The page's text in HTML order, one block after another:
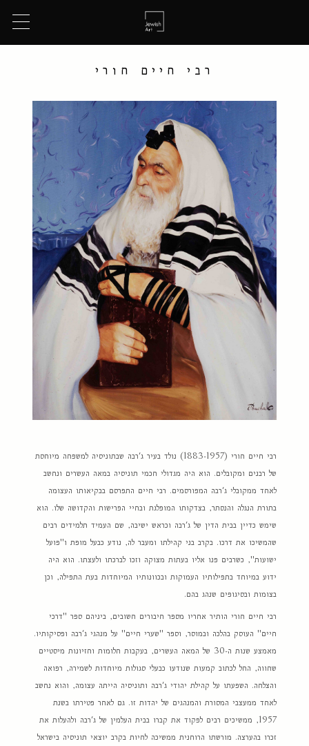
רבי חיים חורי
רבי חיים חורי (1883-1957) נולד בעיר ג'רבה שבתוניסיה למשפחה מיוחסת
של רבנים ומקובלים. הוא היה מגדולי חכמי תוניסיה במאה העשרים ונחשב
לאחד ממקובלי ג'רבה המפורסמים. רבי חיים התפרסם בבקיאותו העצומה
בתורת הנגלה והנסתר, בצדקותו המופלגת ובחיי הפרישות והקדושה שלו. הוא
שימש כדיין בבית הדין של ג'רבה וכראש ישיבה, שם העמיד תלמידים רבים
שהמשיכו את דרכו. בקרב בני קהילתו ומעבר לה, נודע כבעל מופת ו"פועל
ישועות", כשרבים פנו אליו בעתות מצוקה וזכו לברכתו ולעצתו. הוא היה
ידוע במיוחד בתפילותיו העמוקות ובכוונותיו המיוחדות בעת התפילה, וכן
בצומות ובסיגופים שנהג בהם.
רבי חיים חורי הותיר אחריו מספר חיבורים חשובים, ביניהם ספר "דרכי
חיים" העוסק בהלכה ובמוסר, וספר "שערי חיים" על מנהגי ג'רבה ופסיקותיו.
מאמצע שנות ה-30 של המאה העשרים, בעקבות חלומות וחזיונות מיסטיים
שחווה, החל לכתוב קמעות שנודעו כבעלי סגולות מיוחדות לשמירה, רפואה
והצלחה. השפעתו על קהילת יהודי ג'רבה ותוניסיה הייתה עצומה, והוא נחשב
לאחד ממעצבי המסורת והמנהגים של יהדות זו. גם לאחר פטירתו בשנת
1957, ממשיכים רבים לפקוד את קברו בבית העלמין של ג'רבה ולהעלות את
זכרו בהערצה. מורשתו הרוחנית ממשיכה לחיות בקרב יוצאי תוניסיה בישראל